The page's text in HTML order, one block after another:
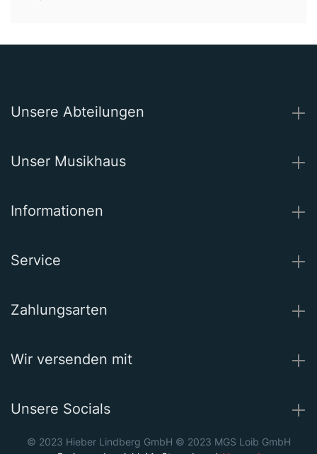
Unsere Abteilungen
Unser Musikhaus
Informationen
Service
Zahlungsarten
Wir versenden mit
Unsere Socials
© 2023 Hieber Lindberg GmbH © 2023 MGS Loib GmbH